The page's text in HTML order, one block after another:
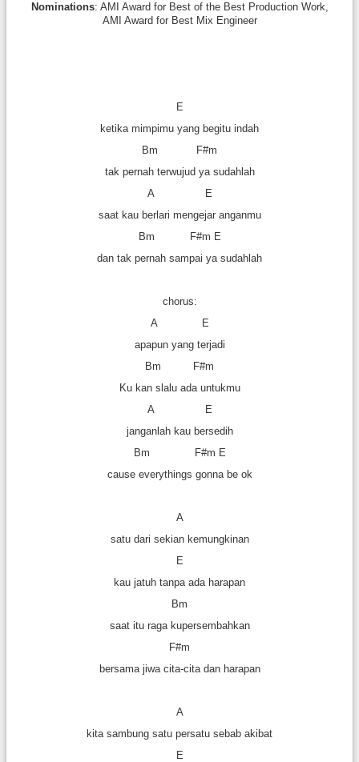
Nominations: AMI Award for Best of the Best Production Work,
AMI Award for Best Mix Engineer
E
ketika mimpimu yang begitu indah
Bm F#m
tak pernah terwujud ya sudahlah
A E
saat kau berlari mengejar anganmu
Bm F#m E
dan tak pernah sampai ya sudahlah
chorus:
A E
apapun yang terjadi
Bm F#m
Ku kan slalu ada untukmu
A E
janganlah kau bersedih
Bm F#m E
cause everythings gonna be ok
A
satu dari sekian kemungkinan
E
kau jatuh tanpa ada harapan
Bm
saat itu raga kupersembahkan
F#m
bersama jiwa cita-cita dan harapan
A
kita sambung satu persatu sebab akibat
E